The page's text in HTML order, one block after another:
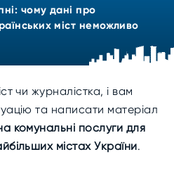
чому дані про
міст неможливо
чи журналістка, і вам
та написати матеріал
комунальні послуги для
містах України.